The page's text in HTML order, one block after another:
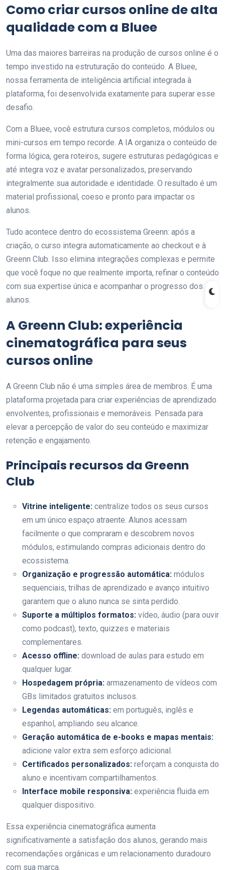
Como criar cursos online de alta
qualidade com a Bluee
Uma das maiores barreiras na produção de cursos online é o
tempo investido na estruturação do conteúdo. A Bluee,
nossa ferramenta de inteligência artificial integrada à
plataforma, foi desenvolvida exatamente para superar esse
desafio.
Com a Bluee, você estrutura cursos completos, módulos ou
mini-cursos em tempo recorde. A IA organiza o conteúdo de
forma lógica, gera roteiros, sugere estruturas pedagógicas e
até integra voz e avatar personalizados, preservando
integralmente sua autoridade e identidade. O resultado é um
material profissional, coeso e pronto para impactar os
alunos.
Tudo acontece dentro do ecossistema Greenn: após a
criação, o curso integra automaticamente ao checkout e à
Greenn Club. Isso elimina integrações complexas e permite
que você foque no que realmente importa, refinar o conteúdo
com sua expertise única e acompanhar o progresso dos
alunos.
A Greenn Club: experiência
cinematográfica para seus
cursos online
A Greenn Club não é uma simples área de membros. É uma
plataforma projetada para criar experiências de aprendizado
envolventes, profissionais e memoráveis. Pensada para
elevar a percepção de valor do seu conteúdo e maximizar
retenção e engajamento.
Principais recursos da Greenn
Club
Vitrine inteligente: centralize todos os seus cursos
em um único espaço atraente. Alunos acessam
facilmente o que compraram e descobrem novos
módulos, estimulando compras adicionais dentro do
ecossistema.
Organização e progressão automática: módulos
sequenciais, trilhas de aprendizado e avanço intuitivo
garantem que o aluno nunca se sinta perdido.
Suporte a múltiplos formatos: vídeo, áudio (para ouvir
como podcast), texto, quizzes e materiais
complementares.
Acesso offline: download de aulas para estudo em
qualquer lugar.
Hospedagem própria: armazenamento de vídeos com
GBs limitados gratuitos inclusos.
Legendas automáticas: em português, inglês e
espanhol, ampliando seu alcance.
Geração automática de e-books e mapas mentais:
adicione valor extra sem esforço adicional.
Certificados personalizados: reforçam a conquista do
aluno e incentivam compartilhamentos.
Interface mobile responsiva: experiência fluida em
qualquer dispositivo.
Essa experiência cinematográfica aumenta
significativamente a satisfação dos alunos, gerando mais
recomendações orgânicas e um relacionamento duradouro
com sua marca.